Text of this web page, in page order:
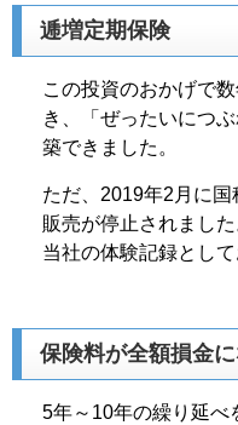
逓増定期保険
この投資のおかげで
き、「ぜったいにつ
築できました。
ただ、2019年2月に
販売が停止されました
当社の体験記録とし
保険料が全額損金
5年～10年の繰り延べ